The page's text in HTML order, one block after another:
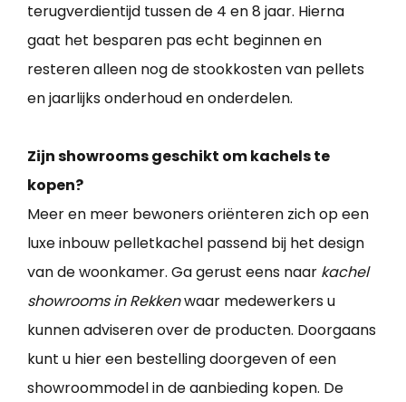
terugverdientijd tussen de 4 en 8 jaar. Hierna
gaat het besparen pas echt beginnen en
resteren alleen nog de stookkosten van pellets
en jaarlijks onderhoud en onderdelen.
Zijn showrooms geschikt om kachels te
kopen?
Meer en meer bewoners oriënteren zich op een
luxe inbouw pelletkachel passend bij het design
van de woonkamer. Ga gerust eens naar kachel
showrooms in Rekkenwaar medewerkers u
kunnen adviseren over de producten. Doorgaans
kunt u hier een bestelling doorgeven of een
showroommodel in de aanbieding kopen. De